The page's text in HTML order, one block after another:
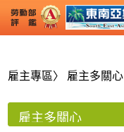
雇主專區〉 雇主多關心